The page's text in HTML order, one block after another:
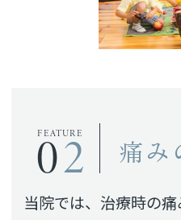
FEATURE
02 痛み
当院では、治療時の